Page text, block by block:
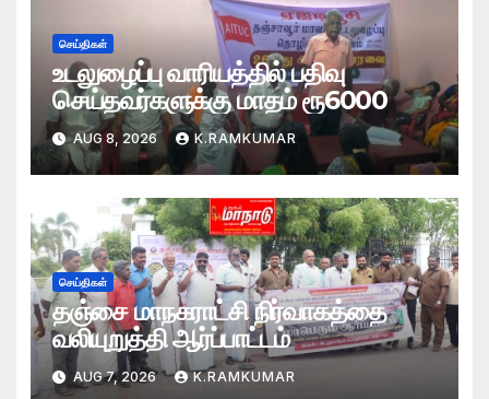
செய்திகள்
உடலுழைப்பு வாரியத்தில் பதிவு
செய்தவர்களுக்கு மாதம் ரூ6000
AUG 8, 2026 K.RAMKUMAR
செய்திகள்
தஞ்சை மாநகராட்சி நிர்வாகத்தை
வலியுறுத்தி ஆர்ப்பாட்டம்
AUG 7, 2026 K.RAMKUMAR